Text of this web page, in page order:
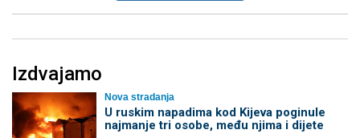
Izdvajamo
Nova stradanja
U ruskim napadima kod Kijeva poginule
najmanje tri osobe, među njima i dijete